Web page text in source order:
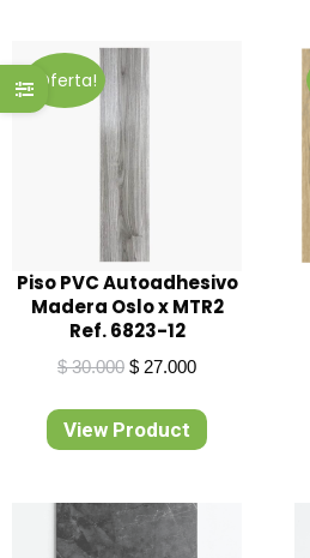
¡Oferta!
Piso PVC Autoadhesivo
Madera Oslo x MTR2
Ref. 6823-12
$30.000 El
original
era:
$ 27.000El
actual
es:
View Product